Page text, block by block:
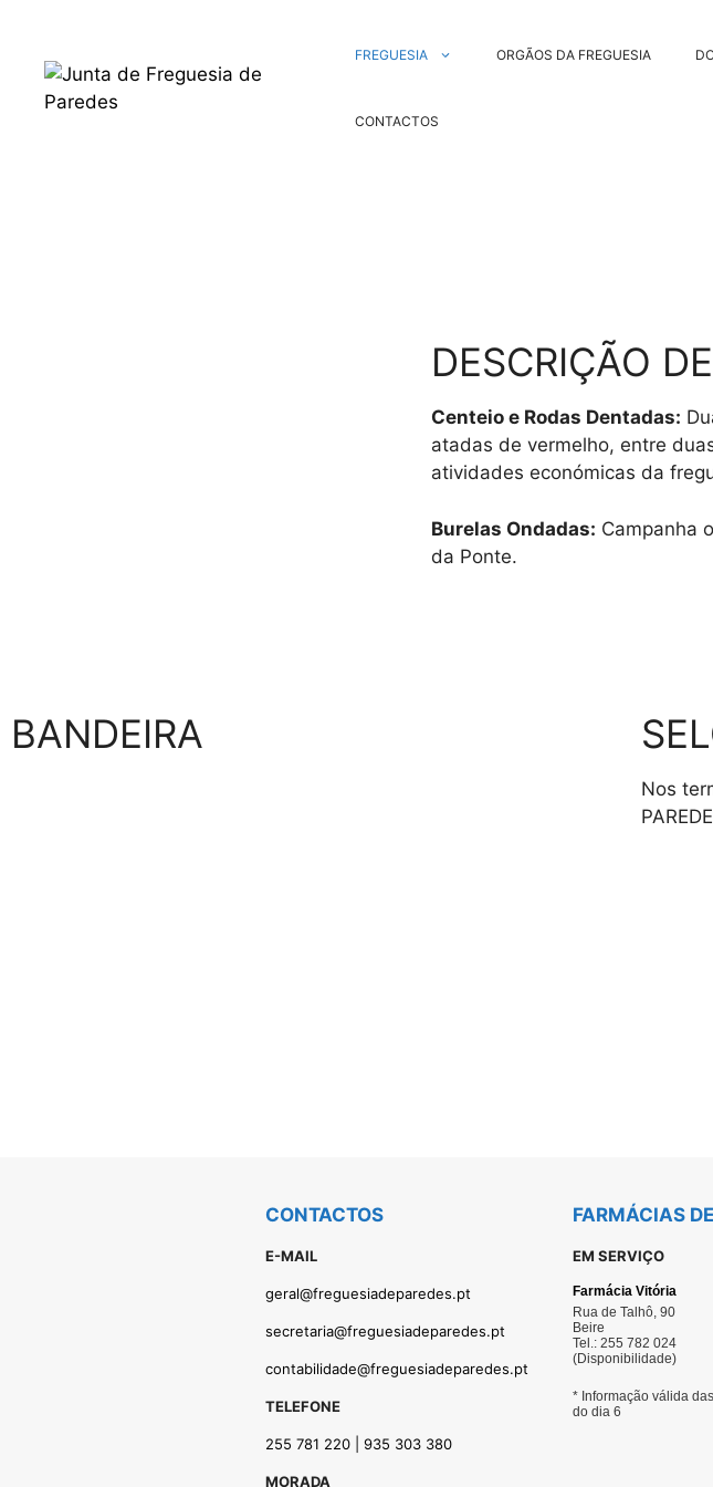
FREGUESIA ORGÃOS DA FREGUESIA
CONTACTOS
DESCRIÇÃO
Centeio e Rodas Dentadas:
atadas de vermelho, entre
atividades económicas da
Burelas Ondadas: Campanha
da Ponte.
BANDEIRA
Nos
CONTACTOS
E-MAIL
geral@freguesiadeparedes.pt
secretaria@freguesiadeparedes.pt
contabilidade@freguesiadeparedes.pt
TELEFONE
255 781 220 | 935 303 380
MORADA
FARMÁCIAS
EM SERVIÇO